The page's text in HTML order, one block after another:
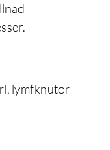
lymfknutor